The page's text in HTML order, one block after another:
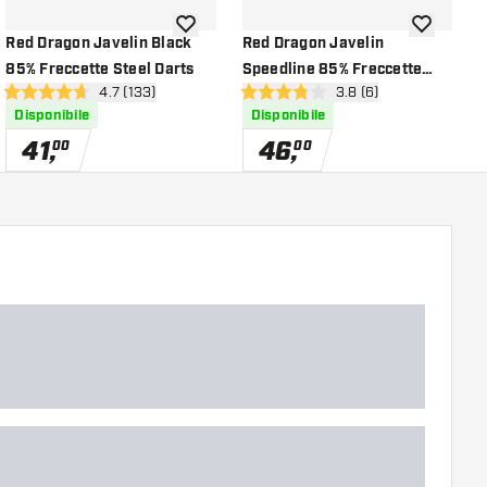
alla lista dei desideri
Red Dragon Javelin Black
85% Freccette Steel Darts
apri pannello recensioni
4.7 stelle di valutazione
4.7 (133)
Disponibile
41,00
aggiungi alla lista dei desideri
Red Dragon Javelin
Speedline 85% Freccette
Soft Darts
apri pannello
3.8 stelle di valutazione
3.8 (6)
Disponibile
46,00
aggiungi